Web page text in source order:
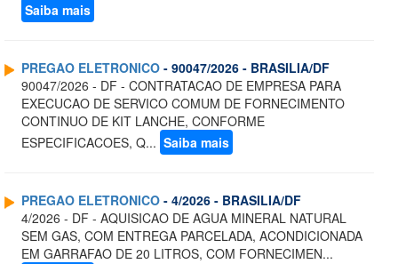
Saiba mais
PREGAO ELETRONICO - 90047/2026 - BRASILIA/DF
90047/2026 - DF - CONTRATACAO DE EMPRESA PARA
EXECUCAO DE SERVICO COMUM DE FORNECIMENTO
CONTINUO DE KIT LANCHE, CONFORME
ESPECIFICACOES, Q... Saiba mais
PREGAO ELETRONICO - 4/2026 - BRASILIA/DF
4/2026 - DF - AQUISICAO DE AGUA MINERAL NATURAL
SEM GAS, COM ENTREGA PARCELADA, ACONDICIONADA
EM GARRAFAO DE 20 LITROS, COM FORNECIMEN...